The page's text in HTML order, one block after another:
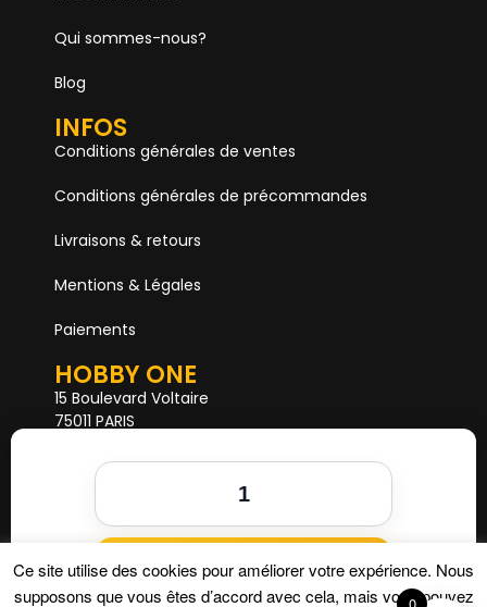
Ajouter au panier
Qui sommes-nous?
Blog
INFOS
Conditions générales de ventes
Conditions générales de précommandes
Livraisons & retours
Mentions & Légales
Paiements
HOBBY ONE
15 Boulevard Voltaire
75011 PARIS
Mail. hobby1shop@gmail.com
Tél. 01 402 11 402
NOUS SUIVRE
Ce site utilise des cookies pour améliorer votre expérience. Nous
supposons que vous êtes d’accord avec cela, mais vous pouvez